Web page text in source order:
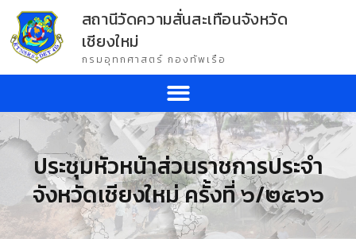
สถานีวัดความสั่นสะเทือนจังหวัด
เชียงใหม่
กรมอุทกศาสตร์ กองทัพเรือ
ประชุมหัวหน้าส่วนราชการประจำ
จังหวัดเชียงใหม่ ครั้งที่ ๖/๒๕๖๖